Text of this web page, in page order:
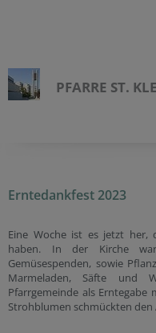
PFARRE ST.
Erntedankfest 2023
Eine Woche ist es jetzt her,
haben. In der Kirche
Gemüsespenden, sowie
Marmeladen, Säfte und
Pfarrgemeinde als Erntegabe
Strohblumen schmückten den